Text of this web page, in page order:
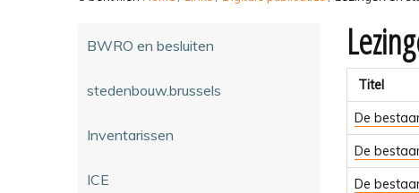
BWRO en besluiten
stedenbouw.brussels
Inventarissen
ICE
Titel
De
De
De